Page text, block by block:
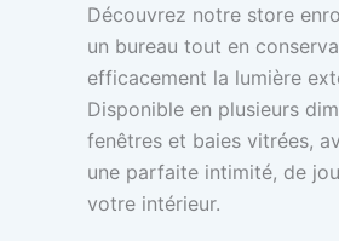
Découvrez notre store
un bureau tout en
efficacement la lumière
Disponible en plusieurs
fenêtres et baies vitrées,
une parfaite intimité, de
votre intérieur.